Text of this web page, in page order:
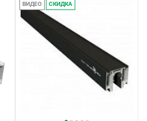
ВИДЕО СКИДКА